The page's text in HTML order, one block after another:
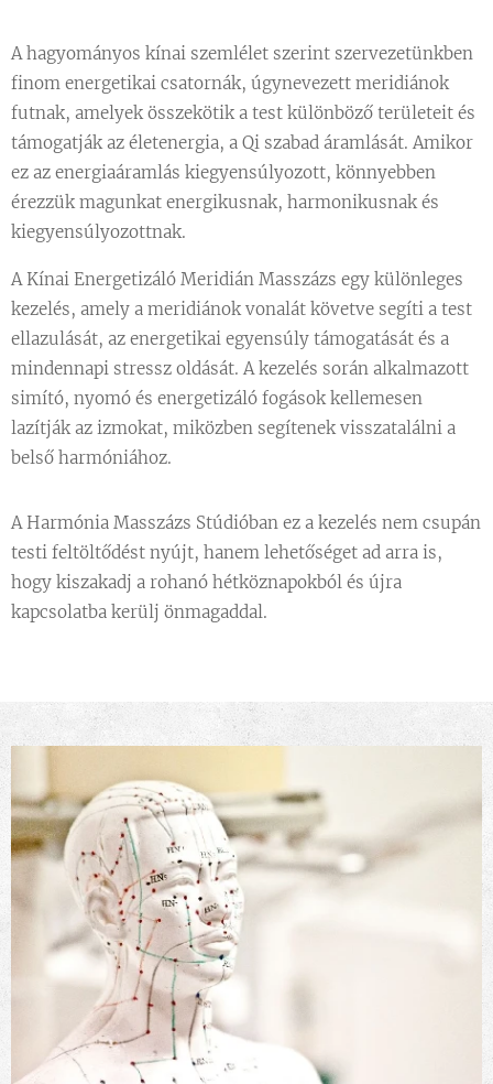
A hagyományos kínai szemlélet szerint szervezetünkben
finom energetikai csatornák, úgynevezett meridiánok
futnak, amelyek összekötik a test különböző területeit és
támogatják az életenergia, a Qi szabad áramlását. Amikor
ez az energiaáramlás kiegyensúlyozott, könnyebben
érezzük magunkat energikusnak, harmonikusnak és
kiegyensúlyozottnak.
A Kínai Energetizáló Meridián Masszázs egy különleges
kezelés, amely a meridiánok vonalát követve segíti a test
ellazulását, az energetikai egyensúly támogatását és a
mindennapi stressz oldását. A kezelés során alkalmazott
simító, nyomó és energetizáló fogások kellemesen
lazítják az izmokat, miközben segítenek visszatalálni a
belső harmóniához.
A Harmónia Masszázs Stúdióban ez a kezelés nem csupán
testi feltöltődést nyújt, hanem lehetőséget ad arra is,
hogy kiszakadj a rohanó hétköznapokból és újra
kapcsolatba kerülj önmagaddal.